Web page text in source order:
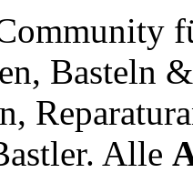
Basteln
Alle